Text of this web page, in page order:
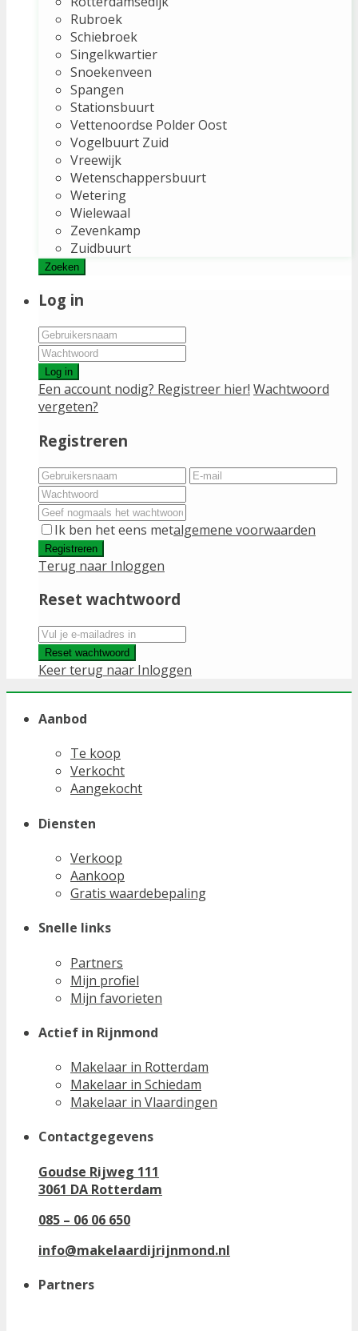
Rubroek
Schiebroek
Singelkwartier
Snoekenveen
Spangen
Stationsbuurt
Vettenoordse Polder Oost
Vogelbuurt Zuid
Vreewijk
Wetenschappersbuurt
Wetering
Wielewaal
Zevenkamp
Zuidbuurt
Zoeken
Log in
Log in
Een account nodig? Registreer hier! Wachtwoord
vergeten?
Registreren
Ik ben het eens metalgemene voorwaarden
Registreren
Terug naar Inloggen
Reset wachtwoord
Reset wachtwoord
Keer terug naar Inloggen
Aanbod
Te koop
Verkocht
Aangekocht
Diensten
Verkoop
Aankoop
Gratis waardebepaling
Snelle links
Partners
Mijn profiel
Mijn favorieten
Actief in Rijnmond
Makelaar in Rotterdam
Makelaar in Schiedam
Makelaar in Vlaardingen
Contactgegevens
Goudse Rijweg 111
3061 DA Rotterdam
085 – 06 06 650
info@makelaardijrijnmond.nl
Partners